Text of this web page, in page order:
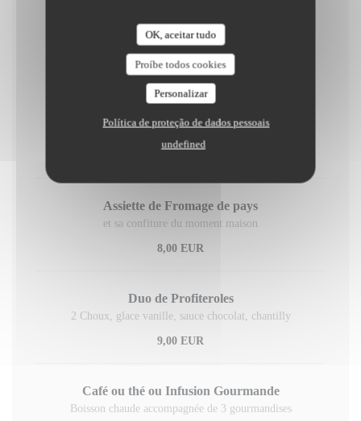
OK, aceitar tudo
Proíbe todos cookies
Personalizar
Política de proteção de dados pessoais
undefined
Gourmandises
Faisselle de vache
accompagnement au choix crème, miel, coulis, crème de
marron
Assiette de Fromage de pays
et sa confiture du moment maison
8,00 EUR
Duo de Profiteroles
2 Choux, glace vanille, sauce chocolat, chantilly
9,00 EUR
Café ou thé ou Infusion Gourmande
Boisson chaude accompagnée de 3 gourmandises